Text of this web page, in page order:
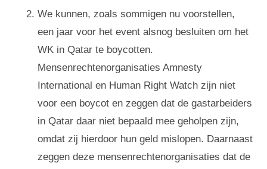
We kunnen, zoals sommigen nu voorstellen,
een jaar voor het event alsnog besluiten om het
WK in Qatar te boycotten.
Mensenrechtenorganisaties Amnesty
International en Human Right Watch zijn niet
voor een boycot en zeggen dat de gastarbeiders
in Qatar daar niet bepaald mee geholpen zijn,
omdat zij hierdoor hun geld mislopen. Daarnaast
zeggen deze mensenrechtenorganisaties dat de